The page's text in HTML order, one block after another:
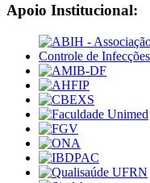
Apoio Institucional: